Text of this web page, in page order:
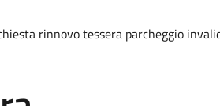
rinnovo tessera parcheggio